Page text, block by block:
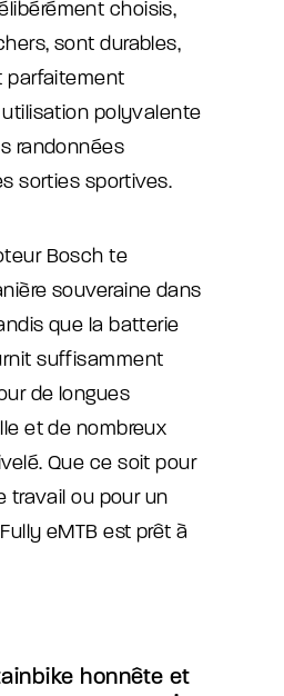
choisis,
sont durables,
parfaitement
polyvalente
randonnées
sorties sportives.
Bosch te
souveraine dans
que la batterie
suffisamment
de longues
et de nombreux
Que ce soit pour
travail ou pour un
eMTB est prêt à
honnête et